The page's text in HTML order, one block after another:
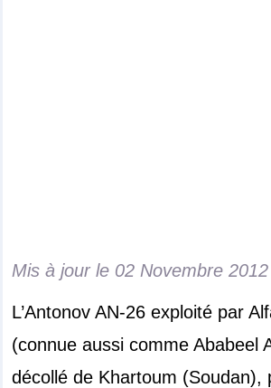
Mis à jour le 02 Novembre 2012
L’Antonov AN-26 exploité par
(connue aussi comme Ababeel
décollé de Khartoum (Soudan),